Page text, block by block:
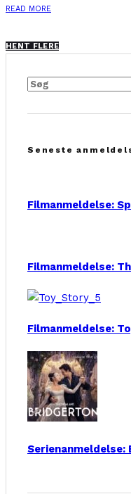
READ MORE
HENT FLERE
Seneste
Filmanmeldelse:
Filmanmeldelse:
Filmanmeldelse: